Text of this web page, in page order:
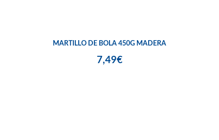
MARTILLO DE BOLA 450G MADERA
7,49€